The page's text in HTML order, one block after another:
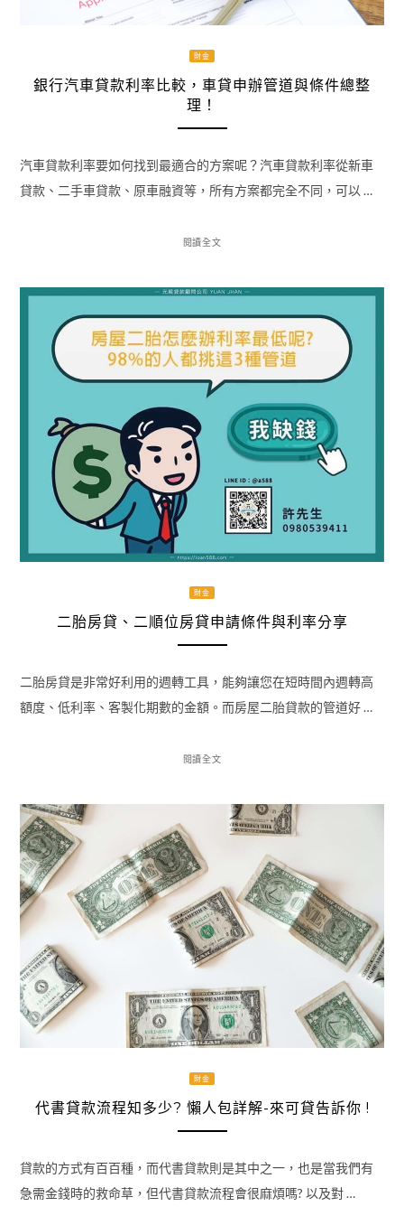
財金
銀行汽車貸款利率比較，車貸申辦管道與條件總整
理！
汽車貸款利率要如何找到最適合的方案呢？汽車貸款利率從新車
貸款、二手車貸款、原車融資等，所有方案都完全不同，可以 …
閱讀全文
財金
二胎房貸、二順位房貸申請條件與利率分享
二胎房貸是非常好利用的週轉工具，能夠讓您在短時間內週轉高
額度、低利率、客製化期數的金額。而房屋二胎貸款的管道好 …
閱讀全文
財金
代書貸款流程知多少? 懶人包詳解-來可貸告訴你 !
貸款的方式有百百種，而代書貸款則是其中之一，也是當我們有
急需金錢時的救命草，但代書貸款流程會很麻煩嗎? 以及對 …